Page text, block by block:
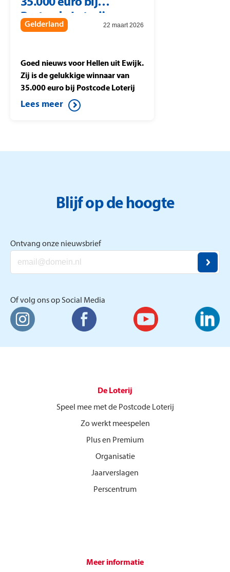
waarmee zij meespelen in de
Postcode Loterij.
35.000 euro bij
Postcode Loterij
Miljoenenjacht
Gelderland 22 maart 2026
Goed nieuws voor Hellen uit Ewijk.
Zij is de gelukkige winnaar van
35.000 euro bij Postcode Loterij
Miljoenenjacht. Ze speelt de halve
finale tegen Berteld uit Gorssel en
Lees meer
Blijf op de hoogte
Ontvang onze nieuwsbrief
Of volg ons op Social Media
De Loterij
Speel mee met de Postcode Loterij
Zo werkt meespelen
Plus en Premium
Organisatie
Jaarverslagen
Perscentrum
Meer informatie